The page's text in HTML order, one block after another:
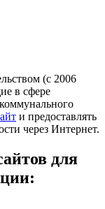
(с 2006
в сфере
и предоставлять
через Интернет.
для